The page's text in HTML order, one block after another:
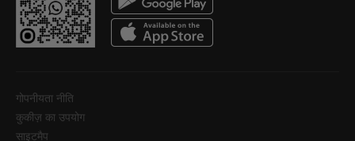
गोपनीयता नीति
कुकीज़ का उपयोग
साइटमैप